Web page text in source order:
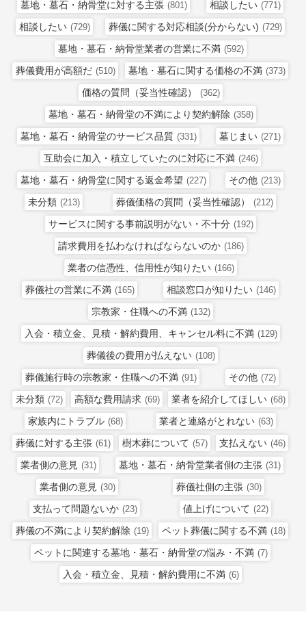
墓地・墓石・納骨堂に対する主張 (801) 相談したい (771)
相談したい (729) 葬儀に関する対応相談(分からない) (729)
墓地・墓石・納骨堂業者の営業に不満 (592)
葬儀費用が高額だ (510) 墓地・墓石に関する価格の不満 (373)
価格の質問（妥当性確認） (362)
墓地・墓石・納骨堂の不満により契約解除 (358)
墓地・墓石・納骨堂のサービス品質 (331) 墓じまい (271)
互助会に加入・積立していたのに対応に不満 (246)
墓地・墓石・納骨堂に関する返金希望 (227) その他 (213)
未分類 (213) 葬儀価格の質問（妥当性確認） (212)
サービスに関する事前説明がない・不十分 (192)
請求費用を払わなければならないのか (186)
業者の信憑性、信用性が知りたい (166)
葬儀社の営業に不満 (165) 相談窓口が知りたい (146)
宗教家・住職への不満 (132)
入会・積立金、見積・解約費用、キャンセル料に不満 (129)
葬儀後の費用が払えない (108)
葬儀施行時の宗教家・住職への不満 (91) その他 (72)
未分類 (72) 高額な費用請求 (69) 業者を紹介してほしい (68)
家族内にトラブル (68) 業者と連絡がとれない (63)
葬儀に対する主張 (61) 樹木葬について (57) 支払えない (46)
業者側の意見 (31) 墓地・墓石・納骨堂業者側の主張 (31)
業者側の意見 (30) 葬儀社側の主張 (30)
支払って問題ないか (23) 値上げについて (22)
葬儀の不満により契約解除 (19) ペット葬儀に関する不満 (18)
ペットに関連する墓地・墓石・納骨堂の悩み・不満 (7)
入会・積立金、見積・解約費用に不満 (6)